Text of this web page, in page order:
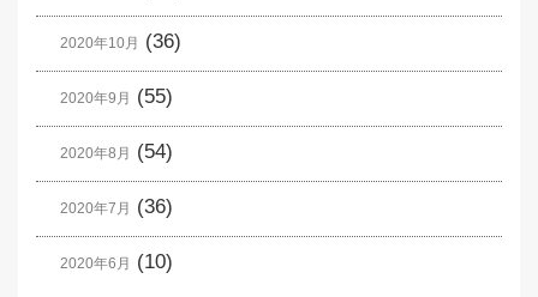
2020年10月 (36)
2020年9月 (55)
2020年8月 (54)
2020年7月 (36)
2020年6月 (10)